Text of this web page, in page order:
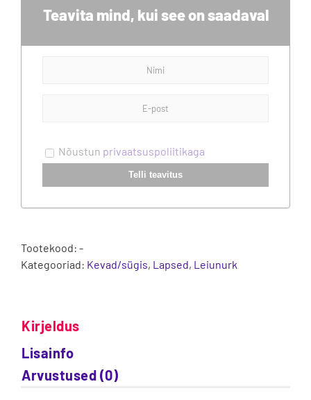
Teavita mind, kui see on saadaval
Nõustun privaatsuspoliitikaga
Telli teavitus
Tootekood: -
Kategooriad: Kevad/sügis, Lapsed, Leiunurk
Kirjeldus
Lisainfo
Arvustused (0)